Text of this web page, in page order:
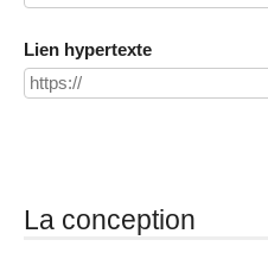
Lien hypertexte
La conception